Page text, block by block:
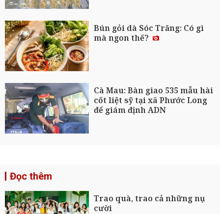
Bún gỏi dà Sóc Trăng: Có gì
mà ngon thế?
Cà Mau: Bàn giao 535 mẫu hài
cốt liệt sỹ tại xã Phước Long
để giám định ADN
Đọc thêm
Trao quà, trao cả những nụ
cười